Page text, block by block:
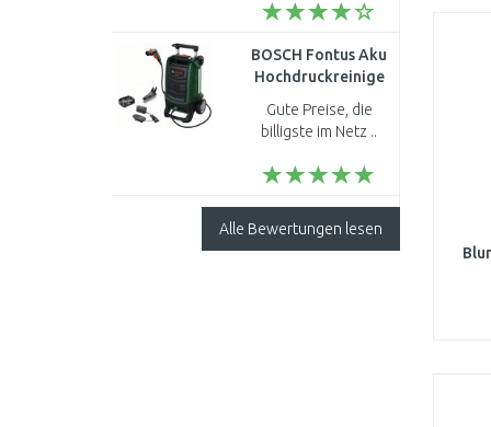
BOSCH Fontus Aku
Hochdruckreinige
06008B6101
Gute Preise, die
billigste im Netz ..
Alle Bewertungen lesen